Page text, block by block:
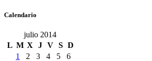
Calendario
julio 2014
L M X J V S D
1
2 3 4 5
6